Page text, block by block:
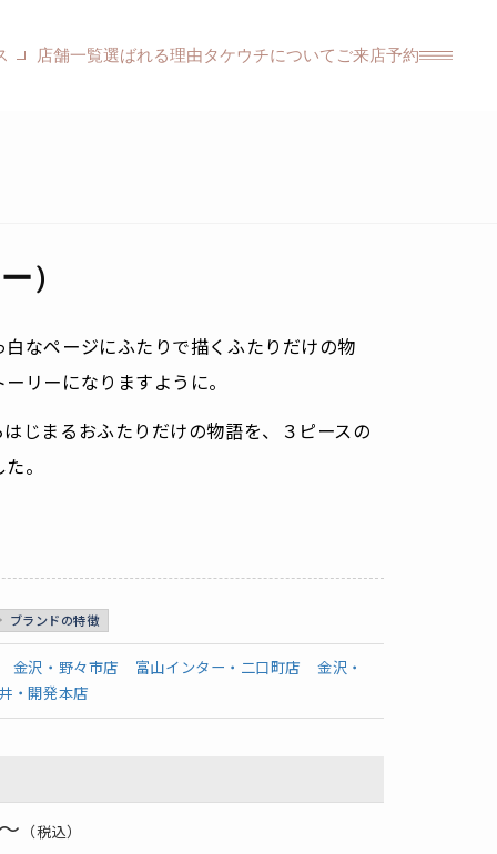
店舗一覧選ばれる理由タケウチについて ご来店予約
)
なページにふたりで描くふたりだけの物
リーになりますように。
じまるおふたりだけの物語を、３ピースの
。
ブランドの特徴
金沢・野々市店 富山インター・二口町店
金沢・
・開発本店
（税込）